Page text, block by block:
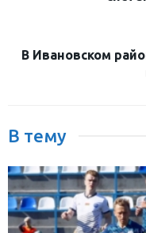
В Ивановском
В тему